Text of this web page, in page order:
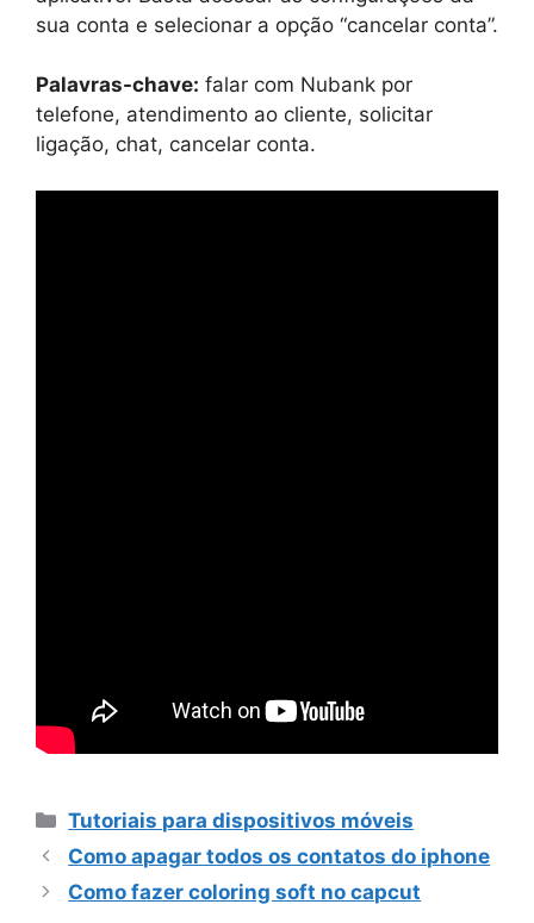
sua conta e selecionar a opção “cancelar conta”.
Palavras-chave: falar com Nubank por
telefone, atendimento ao cliente, solicitar
ligação, chat, cancelar conta.
Categorias
Tutoriais para dispositivos móveis
Como apagar todos os contatos do iphone
Como fazer coloring soft no capcut